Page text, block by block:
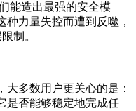
能造出最强的安全模
力量失控而遭到反噬，
制。
多数用户更关心的是：
是否能够稳定地完成任